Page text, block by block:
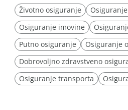
Životno osiguranje
Osiguranje imovine
Putno osiguranje
Osiguranje
Dobrovoljno zdravstveno
Osiguranje transporta